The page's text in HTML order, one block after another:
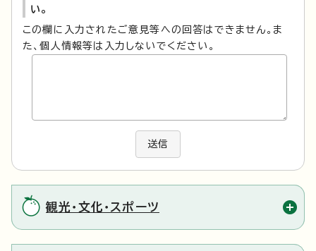
い。
この欄に入力されたご意見等への回答はできません。ま
た、個人情報等は入力しないでください。
送信
観光・文化・スポーツ